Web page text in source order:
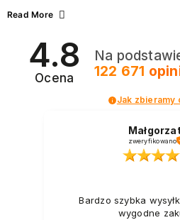
zarówno energetycznych odcieni
2026? Znajdź inspirację dla swojego
Read More
4.8
Ocena
Na
122 671
Jak zbieramy
zweryfikowano
Bardzo szybka
wygodne